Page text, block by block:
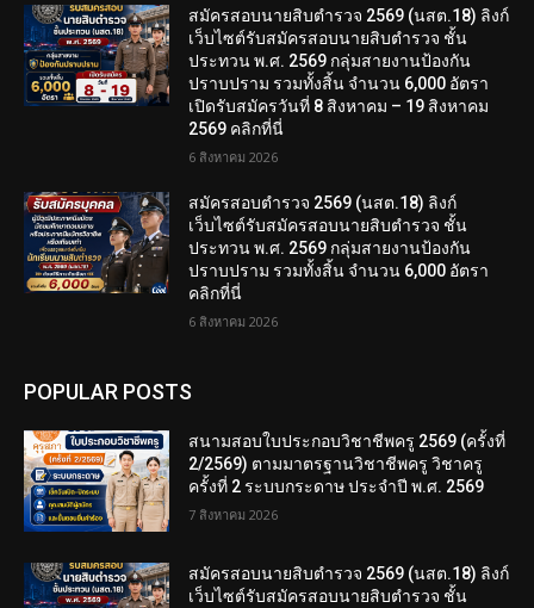
สมัครสอบนายสิบตำรวจ 2569 (นสต.18) ลิงก์
เว็บไซต์รับสมัครสอบนายสิบตำรวจ ชั้น
ประทวน พ.ศ. 2569 กลุ่มสายงานป้องกัน
ปราบปราม รวมทั้งสิ้น จำนวน 6,000 อัตรา
เปิดรับสมัครวันที่ 8 สิงหาคม – 19 สิงหาคม
2569 คลิกที่นี่
6 สิงหาคม 2026
สมัครสอบตํารวจ 2569 (นสต.18) ลิงก์
เว็บไซต์รับสมัครสอบนายสิบตำรวจ ชั้น
ประทวน พ.ศ. 2569 กลุ่มสายงานป้องกัน
ปราบปราม รวมทั้งสิ้น จำนวน 6,000 อัตรา
คลิกที่นี่
6 สิงหาคม 2026
POPULAR POSTS
สนามสอบใบประกอบวิชาชีพครู 2569 (ครั้งที่
2/2569) ตามมาตรฐานวิชาชีพครู วิชาครู
ครั้งที่ 2 ระบบกระดาษ ประจำปี พ.ศ. 2569
7 สิงหาคม 2026
สมัครสอบนายสิบตำรวจ 2569 (นสต.18) ลิงก์
เว็บไซต์รับสมัครสอบนายสิบตำรวจ ชั้น